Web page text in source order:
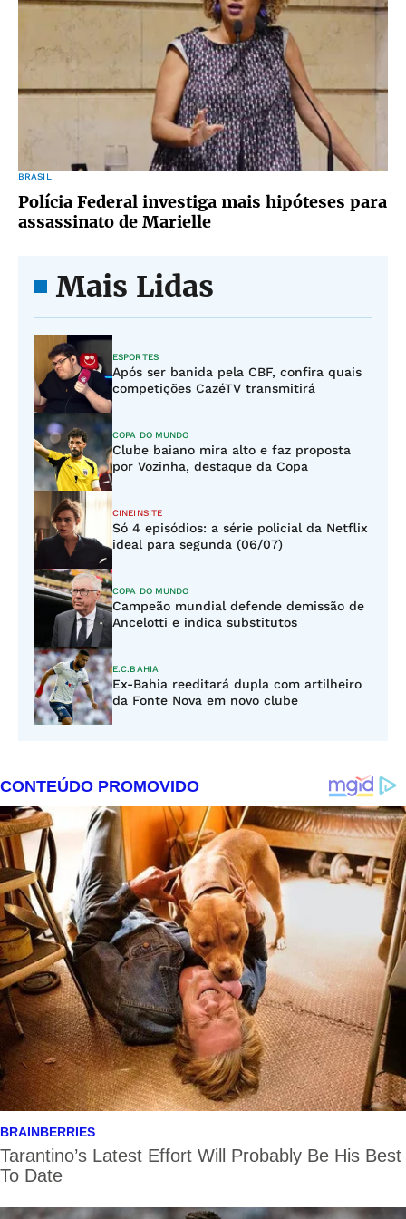
BRASIL
Polícia Federal investiga mais hipóteses para
assassinato de Marielle
Mais Lidas
ESPORTES
Após ser banida pela CBF, confira quais
competições CazéTV transmitirá
COPA DO MUNDO
Clube baiano mira alto e faz proposta
por Vozinha, destaque da Copa
CINEINSITE
Só 4 episódios: a série policial da Netflix
ideal para segunda (06/07)
COPA DO MUNDO
Campeão mundial defende demissão de
Ancelotti e indica substitutos
E.C.BAHIA
Ex-Bahia reeditará dupla com artilheiro
da Fonte Nova em novo clube